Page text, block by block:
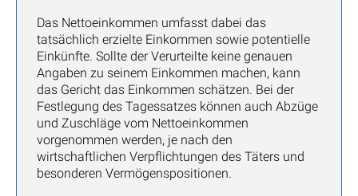
Das Nettoeinkommen umfasst dabei das
tatsächlich erzielte Einkommen sowie potentielle
Einkünfte. Sollte der Verurteilte keine genauen
Angaben zu seinem Einkommen machen, kann
das Gericht das Einkommen schätzen. Bei der
Festlegung des Tagessatzes können auch Abzüge
und Zuschläge vom Nettoeinkommen
vorgenommen werden, je nach den
wirtschaftlichen Verpflichtungen des Täters und
besonderen Vermögenspositionen.